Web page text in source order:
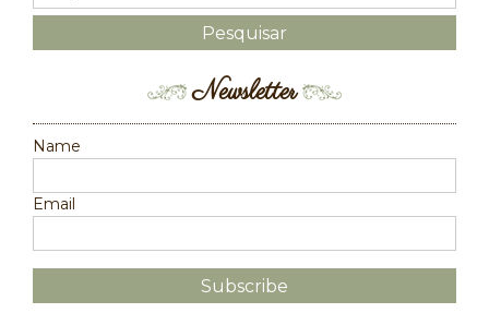
Newsletter
Name
Email